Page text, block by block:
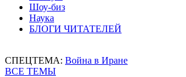
Шоу-биз
Наука
БЛОГИ ЧИТАТЕЛЕЙ
СПЕЦТЕМА: Война в Иране
ВСЕ ТЕМЫ